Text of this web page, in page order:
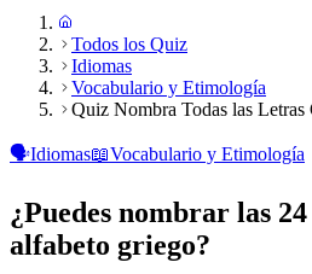
Todos los Quiz
Idiomas
Vocabulario y Etimología
Quiz Nombra Todas las Letras
🗣️Idiomas📖Vocabulario y Etimología
¿Puedes nombrar las
alfabeto griego?